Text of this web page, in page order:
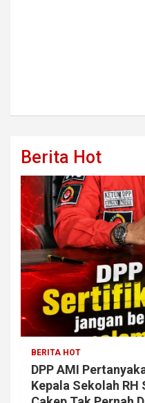
Berita Hot
BERITA HOT
DPP AMI
Kepala Sekolah